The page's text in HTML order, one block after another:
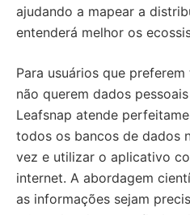
ajudando a mapear a
entenderá melhor os
Para usuários que
não querem dados
Leafsnap atende
todos os bancos de dados
vez e utilizar o aplicativo
internet. A abordagem
as informações sejam